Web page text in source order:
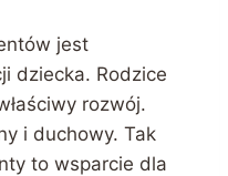
jest
dziecka. Rodzice
rozwój.
i duchowy. Tak
to wsparcie dla